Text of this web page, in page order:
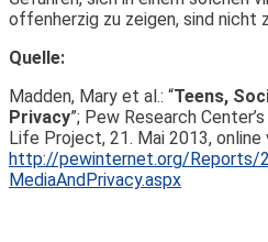
offenherzig zu zeigen, sind nicht
Quelle:
Madden, Mary et al.: “Teens,
Privacy”; Pew Research
Life Project, 21. Mai 2013,
http://pewinternet.org/Reports/
Media­And­Privacy.aspx